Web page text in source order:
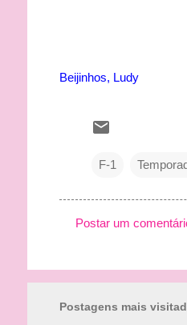
Beijinhos, Ludy
F-1
m
e
Postar um
Postagens mais